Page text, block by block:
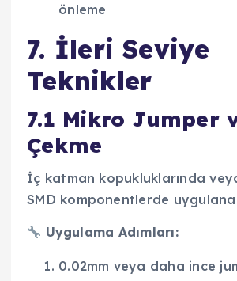
önleme
7. İleri Seviye
Teknikler
7.1 Mikro Jumper
Çekme
İç katman kopukluklarında
SMD komponentlerde
Uygulama Adımları:
0.02mm veya daha ince